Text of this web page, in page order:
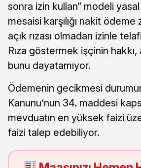
sonra izin kullan” modeli
mesaisi karşılığı nakit
açık rızası olmadan izinle
Rıza göstermek işçinin
bunu dayatamıyor.
Ödemenin gecikmesi
Kanunu’nun 34. maddesi
mevduatın en yüksek faizi
faizi talep edebiliyor.